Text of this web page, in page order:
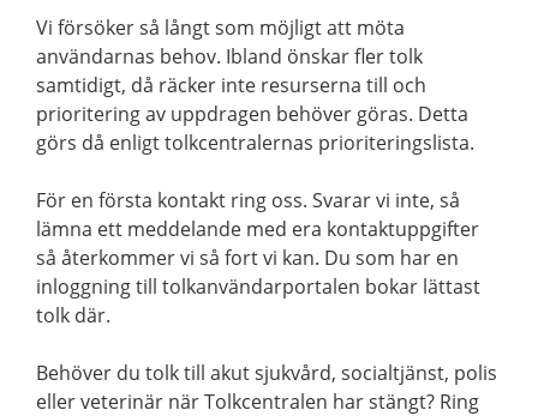
Vi försöker så långt som möjligt att möta
användarnas behov. Ibland önskar fler tolk
samtidigt, då räcker inte resurserna till och
prioritering av uppdragen behöver göras. Detta
görs då enligt tolkcentralernas prioriteringslista.
För en första kontakt ring oss. Svarar vi inte, så
lämna ett meddelande med era kontaktuppgifter
så återkommer vi så fort vi kan. Du som har en
inloggning till tolkanvändarportalen bokar lättast
tolk där.
Behöver du tolk till akut sjukvård, socialtjänst, polis
eller veterinär när Tolkcentralen har stängt? Ring